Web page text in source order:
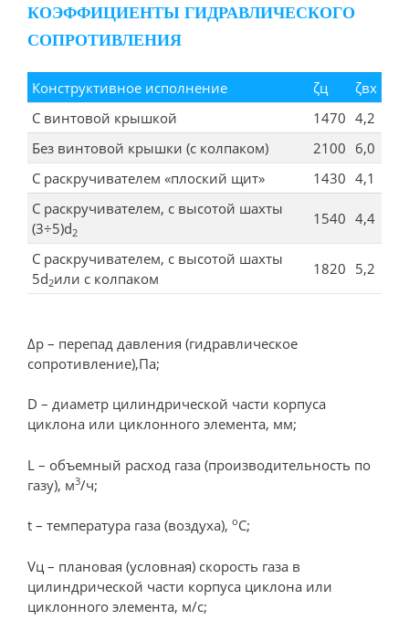
КОЭФФИЦИЕНТЫ ГИДРАВЛИЧЕСКОГО
СОПРОТИВЛЕНИЯ
Конструктивное исполнение ζц
ζвх
С винтовой крышкой
1470 4,2
Без винтовой крышки (с колпаком)
2100 6,0
С раскручивателем «плоский щит»
1430 4,1
С раскручивателем, с высотой шахты
(3÷5)d2
1540 4,4
С раскручивателем, с высотой шахты
5d2или с колпаком
1820 5,2
Δр – перепад давления (гидравлическое
сопротивление),Па;
D – диаметр цилиндрической части корпуса
циклона или циклонного элемента, мм;
L – объемный расход газа (производительность по
газу), м3/ч;
t – температура газа (воздуха), оС;
Vц – плановая (условная) скорость газа в
цилиндрической части корпуса циклона или
циклонного элемента, м/с;